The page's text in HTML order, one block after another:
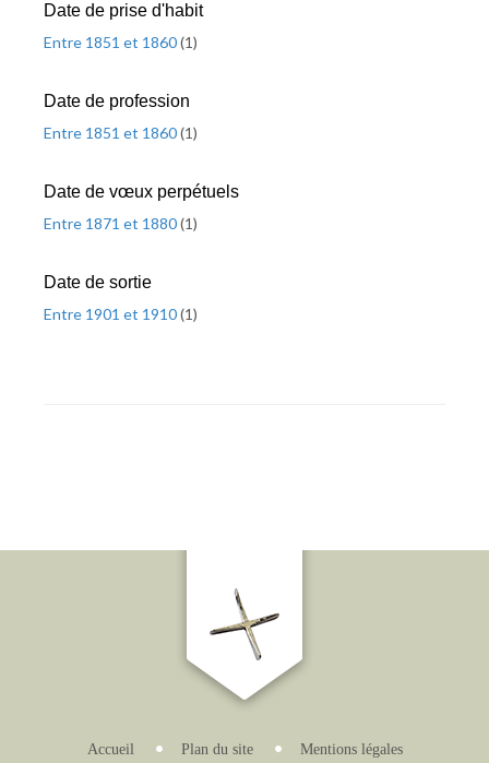
Date de prise d'habit
Entre 1851 et 1860(1)
Date de profession
Entre 1851 et 1860(1)
Date de vœux perpétuels
Entre 1871 et 1880(1)
Date de sortie
Entre 1901 et 1910(1)
Accueil Plan du site Mentions légales